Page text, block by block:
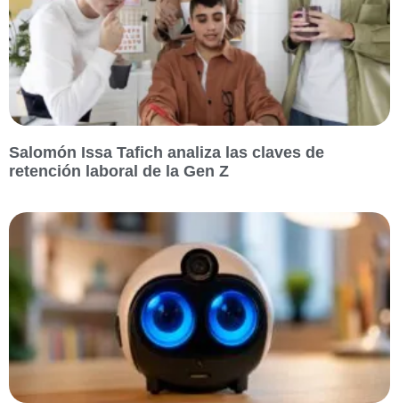
Salomón Issa Tafich analiza las claves de
retención laboral de la Gen Z